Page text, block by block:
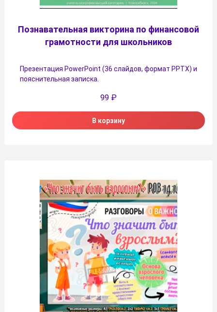
Познавательная викторина по финансовой
грамотности для школьников
Презентация PowerPoint (36 слайдов, формат PPTX) и
пояснительная записка.
99 ₽
В корзину